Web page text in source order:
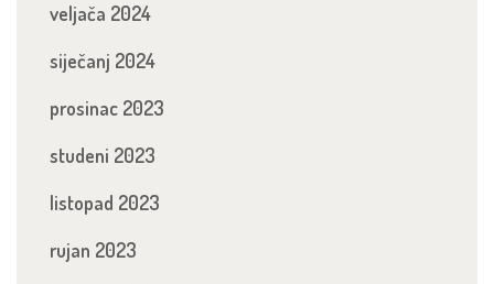
veljača 2024
siječanj 2024
prosinac 2023
studeni 2023
listopad 2023
rujan 2023